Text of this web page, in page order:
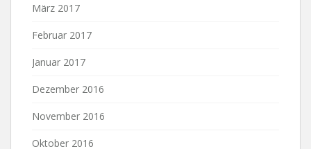
März 2017
Februar 2017
Januar 2017
Dezember 2016
November 2016
Oktober 2016